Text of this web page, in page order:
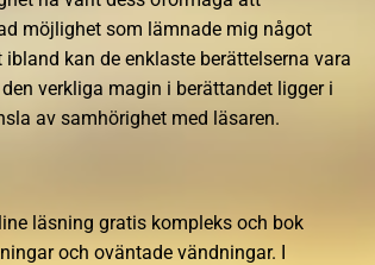
möjlighet som lämnade mig något
kan de enklaste berättelserna vara
verkliga magin i berättandet ligger i
av samhörighet med läsaren.
läsning gratis kompleks och bok
och oväntade vändningar. I